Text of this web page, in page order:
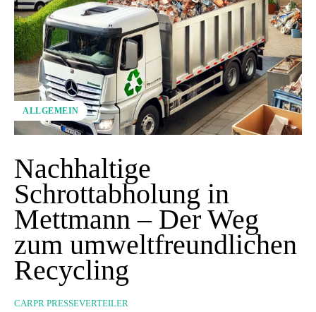
ALLGEMEIN
Nachhaltige
Schrottabholung in
Mettmann – Der Weg
zum umweltfreundlichen
Recycling
CARPR PRESSEVERTEILER